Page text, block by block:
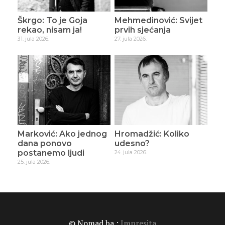
Škrgo: To je Goja
rekao, nisam ja!
31. jula 2026.
Mehmedinović: Svijet
prvih sjećanja
27. jula 2026.
Marković: Ako jednog
dana ponovo
postanemo ljudi
25. jula 2026.
Hromadžić: Koliko
udesno?
24. jula 2026.